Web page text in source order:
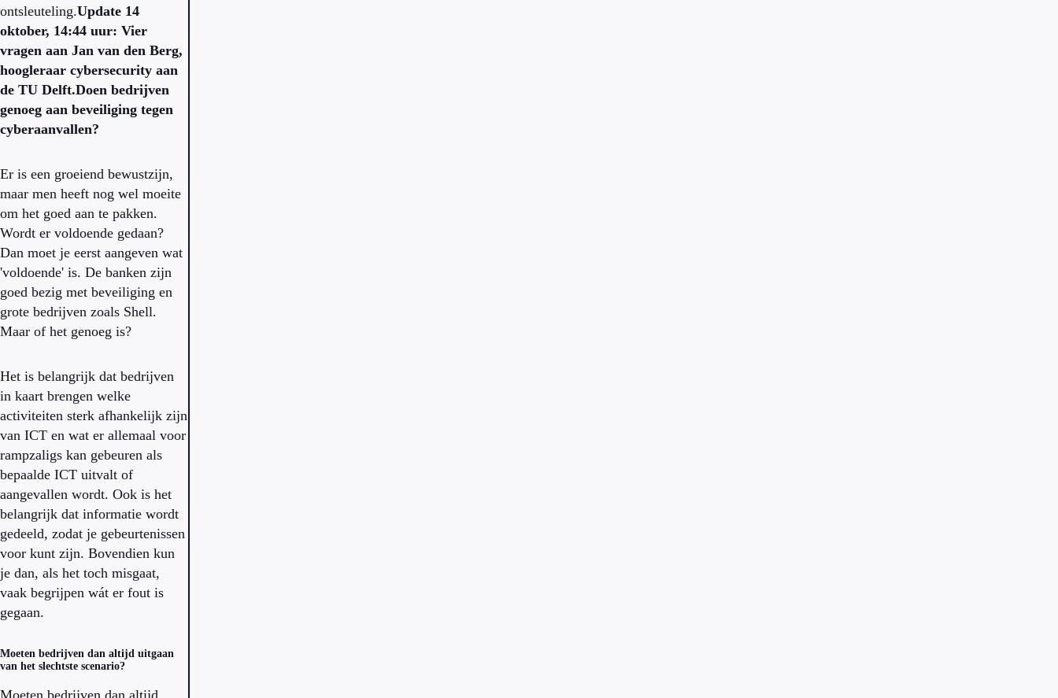
ontsleuteling.Update 14
oktober, 14:44 uur: Vier
vragen aan Jan van den Berg,
hoogleraar cybersecurity aan
de TU Delft.Doen bedrijven
genoeg aan beveiliging tegen
cyberaanvallen?
Er is een groeiend bewustzijn,
maar men heeft nog wel moeite
om het goed aan te pakken.
Wordt er voldoende gedaan?
Dan moet je eerst aangeven wat
'voldoende' is. De banken zijn
goed bezig met beveiliging en
grote bedrijven zoals Shell.
Maar of het genoeg is?
Het is belangrijk dat bedrijven
in kaart brengen welke
activiteiten sterk afhankelijk zijn
van ICT en wat er allemaal voor
rampzaligs kan gebeuren als
bepaalde ICT uitvalt of
aangevallen wordt. Ook is het
belangrijk dat informatie wordt
gedeeld, zodat je gebeurtenissen
voor kunt zijn. Bovendien kun
je dan, als het toch misgaat,
vaak begrijpen wát er fout is
gegaan.
Moeten bedrijven dan altijd uitgaan
van het slechtste scenario?
Moeten bedrijven dan altijd